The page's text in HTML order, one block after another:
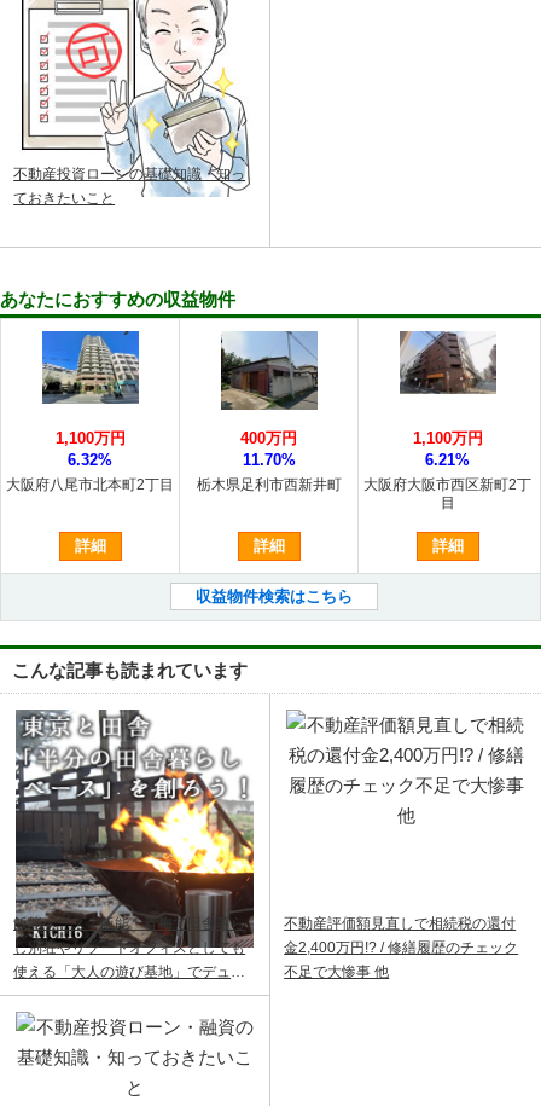
不動産投資ローンの基礎知識・知っ
ておきたいこと
あなたにおすすめの収益物件
大阪府八尾市北本町2丁目
1,100万円
6.32%
詳細
栃木県足利市西新井町
400万円
11.70%
詳細
大阪府大阪市西区新町2丁
目
1,100万円
6.21%
詳細
収益物件検索はこちら
こんな記事も読まれています
飯能ベース｜飯能・青梅で田舎暮ら
し別荘やリゾートオフィスとしても
使える「大人の遊び基地」でデュア
ルライフ
不動産評価額見直しで相続税の還付
金2,400万円!? / 修繕履歴のチェック
不足で大惨事 他